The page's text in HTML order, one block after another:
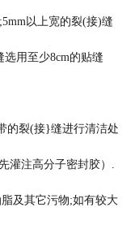
以上宽的裂(接)缝
选用至少8cm的贴缝
的裂(接}缝进行清洁处
灌注高分子密封胶）.
及其它污物;如有较大